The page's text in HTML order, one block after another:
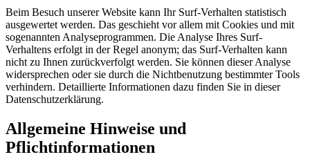
Beim Besuch unserer Website kann Ihr Surf-Verhalten statistisch
ausgewertet werden. Das geschieht vor allem mit Cookies und mit
sogenannten Analyseprogrammen. Die Analyse Ihres Surf-
Verhaltens erfolgt in der Regel anonym; das Surf-Verhalten kann
nicht zu Ihnen zurückverfolgt werden. Sie können dieser Analyse
widersprechen oder sie durch die Nichtbenutzung bestimmter Tools
verhindern. Detaillierte Informationen dazu finden Sie in dieser
Datenschutzerklärung.
Allgemeine Hinweise und
Pflichtinformationen